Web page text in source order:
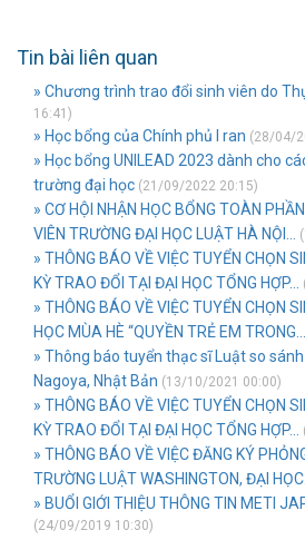
Tin bài liên quan
» Chương trình trao đổi sinh viên do
16:41)
» Học bổng của Chính phủ I ran (28/04/
» Học bổng UNILEAD 2023 dành cho
trường đại học (21/09/2022 20:15)
» CƠ HỘI NHẬN HỌC BỔNG TOÀN
VIÊN TRƯỜNG ĐẠI HỌC LUẬT HÀ NỘI...
» THÔNG BÁO VỀ VIỆC TUYỂN CHỌN
KỲ TRAO ĐỔI TẠI ĐẠI HỌC TỔNG HỢP...
» THÔNG BÁO VỀ VIỆC TUYỂN CHỌN
HỌC MÙA HÈ “QUYỀN TRẺ EM TRONG...
» Thông báo tuyển thạc sĩ Luật so
Nagoya, Nhật Bản (13/10/2021 00:00)
» THÔNG BÁO VỀ VIỆC TUYỂN CHỌN
KỲ TRAO ĐỔI TẠI ĐẠI HỌC TỔNG HỢP...
» THÔNG BÁO VỀ VIỆC ĐĂNG KÝ
TRƯỜNG LUẬT WASHINGTON, ĐẠI HỌC...
» BUỔI GIỚI THIỆU THÔNG TIN METI
(24/09/2019 10:30)